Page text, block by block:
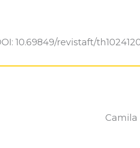
10.69849/revistaft/
Camila